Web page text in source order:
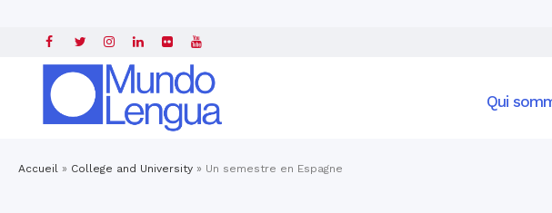
Qui
Accueil » College and University » Un semestre en Espagne